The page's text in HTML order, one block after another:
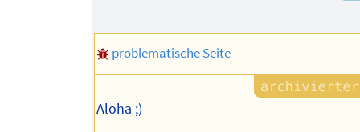
Autors
problematische Seite
Aloha ;)